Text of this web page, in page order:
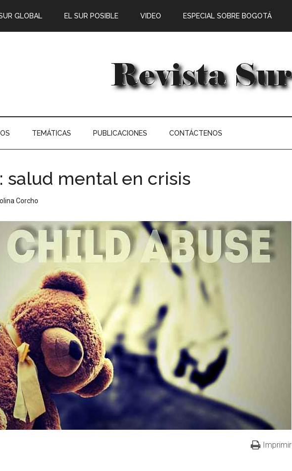
GLOBAL EL SUR POSIBLE VIDEO ESPECIAL SOBRE BOGOTÁ
TEMÁTICAS PUBLICACIONES CONTÁCTENOS
salud mental en crisis
Corcho
Imprimir